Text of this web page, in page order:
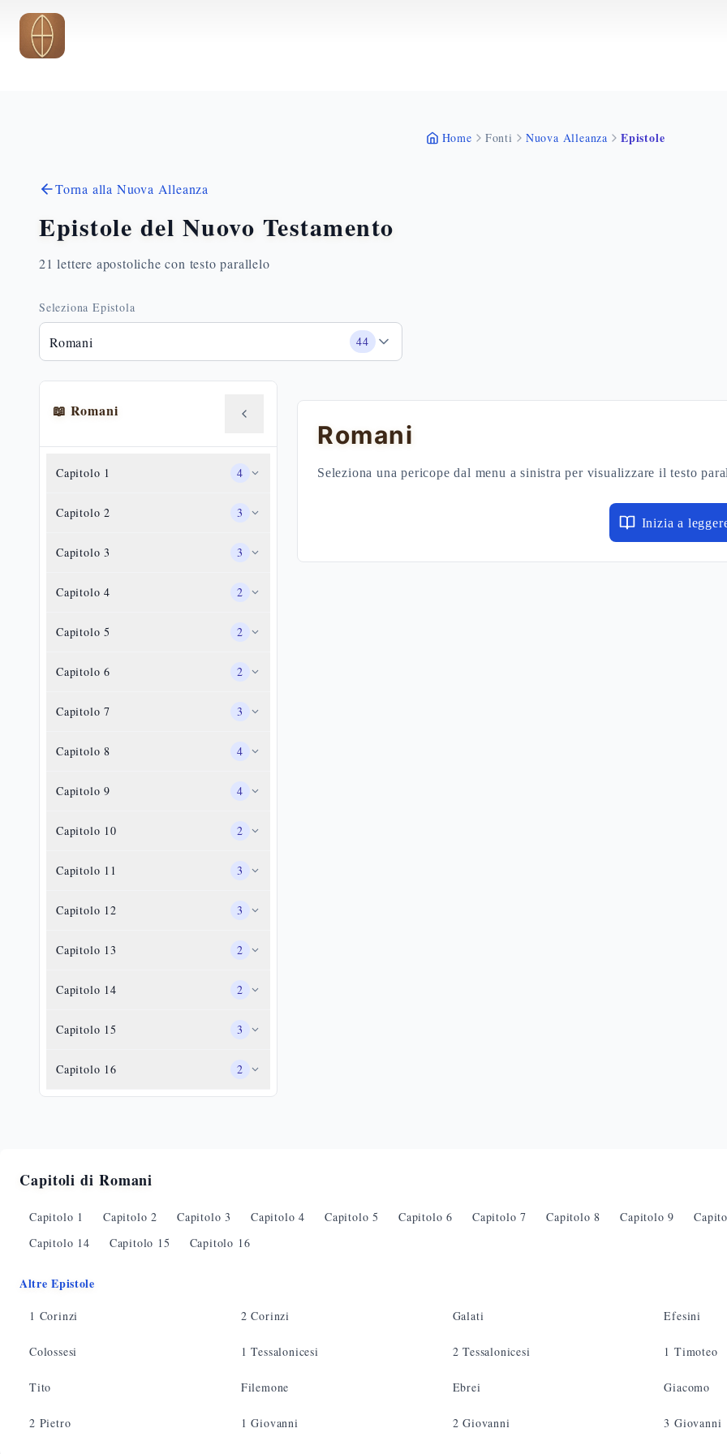
Vai al contenuto principale
Home Fonti Nuova Alleanza Epistole
Torna alla Nuova Alleanza
Epistole del Nuovo Testamento
21 lettere apostoliche con testo parallelo
Seleziona Epistola
Romani 44
📖 Romani
Capitolo 1 4
Capitolo2 3
Capitolo3 3
Capitolo4 2
Capitolo5 2
Capitolo6 2
Capitolo7 3
Capitolo8 4
Capitolo9 4
Capitolo 10 2
Capitolo 11 3
Capitolo 12 3
Capitolo 13 2
Capitolo 14 2
Capitolo 15 3
Capitolo 16 2
Romani
Seleziona una pericope dal menu a sinistra per visualizzare il testo
Inizia a
Capitoli di Romani
Capitolo 1 Capitolo2 Capitolo3 Capitolo4 Capitolo5 Capitolo6 Capitolo7 Capitolo8 Capitolo9
Capitolo 14 Capitolo 15 Capitolo 16
Altre Epistole
1 Corinzi 2 Corinzi Galati Efesini
Colossesi 1 Tessalonicesi 2 Tessalonicesi 1 Timoteo
Tito Filemone Ebrei Giacomo
2 Pietro 1 Giovanni 2 Giovanni 3 Giovanni